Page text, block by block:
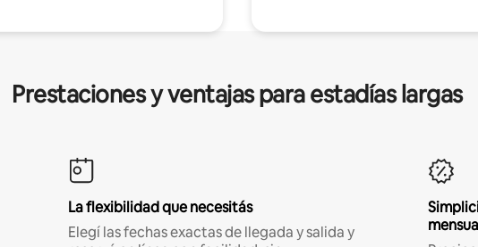
Prestaciones y ventajas para estadías largas
La flexibilidad que necesitás
Elegí las fechas exactas de llegada y salida y